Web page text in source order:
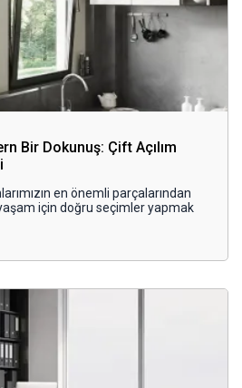
Bir Dokunuş: Çift Açılım
en önemli parçalarından
için doğru seçimler yapmak